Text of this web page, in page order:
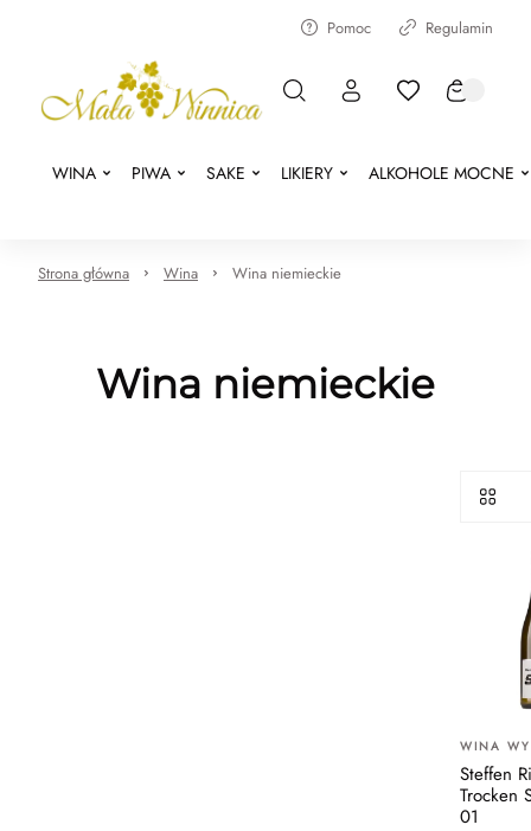
Pomoc Regulamin
WINA PIWA SAKE LIKIERY ALKOHOLE MOCNE
Strona główna Wina Wina niemieckie
Wina niemieckie
WINA
Steffen
Trocken
01